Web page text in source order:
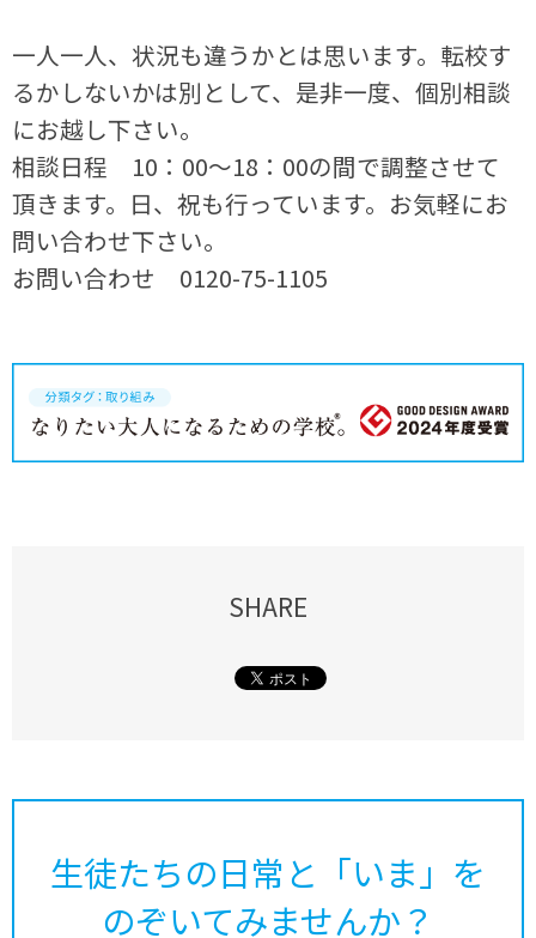
一人一人、状況も違うかとは思います。転校す
るかしないかは別として、是非一度、個別相談
にお越し下さい。
相談日程 10：00～18：00の間で調整させて
頂きます。日、祝も行っています。お気軽にお
問い合わせ下さい。
お問い合わせ 0120-75-1105
SHARE
生徒たちの日常と「いま」を
のぞいてみませんか？